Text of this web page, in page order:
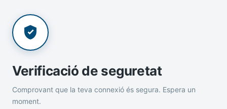
Verificació de seguretat
Comprovant que la teva connexió és segura. Espera un
moment.